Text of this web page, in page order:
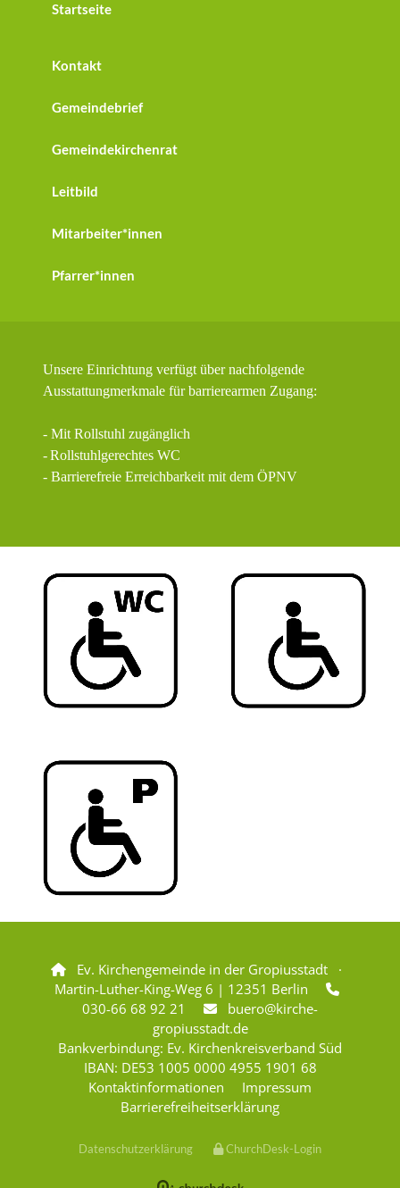
Startseite
Kontakt
Gemeindebrief
Gemeindekirchenrat
Leitbild
Mitarbeiter*innen
Pfarrer*innen
Unsere Einrichtung verfügt über nachfolgende
Ausstattungmerkmale für barrierearmen Zugang:
- Mit Rollstuhl zugänglich
-Rollstuhlgerechtes WC
- Barrierefreie Erreichbarkeit mit dem ÖPNV

Ev. Kirchengemeinde in der Gropiusstadt ·
Martin-Luther-King-Weg 6 | 12351 Berlin

030-66 68 92 21 
buero@kirche-
gropiusstadt.de
Bankverbindung: Ev. Kirchenkreisverband Süd
IBAN: DE53 1005 0000 4955 1901 68
Kontaktinformationen
Impressum
Barrierefreiheitserklärung
Datenschutzerklärung ChurchDesk-Login